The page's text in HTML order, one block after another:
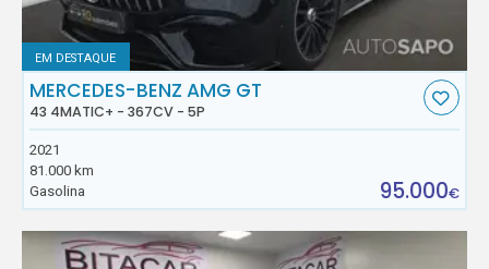
EM DESTAQUE
MERCEDES-BENZ AMG GT
43 4MATIC+ - 367CV - 5P
2021
81.000 km
Gasolina
95.000€